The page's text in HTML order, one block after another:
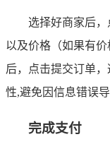
选择好商家后
以及价格（如果有
后，点击提交订单
性,避免因信息错误
完成支付